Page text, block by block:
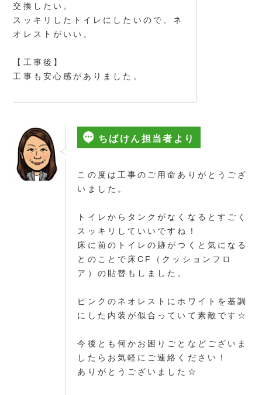
交換したい。
スッキリしたトイレにしたいので、ネ
オレストがいい。
【工事後】
工事も安心感がありました。
ちばけん担当者より
この度は工事のご用命ありがとうござ
いました。
トイレからタンクがなくなるとすごく
スッキリしていいですね！
床に前のトイレの跡がつくと気になる
とのことで床CF（クッションフロ
ア）の貼替もしました。
ピンクのネオレストにホワイトを基調
にした内装が似合っていて素敵です☆
今後とも何かお困りごとなどございま
したらお気軽にご連絡ください！
ありがとうございました☆